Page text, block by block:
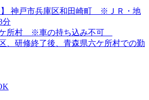
】 神戸市兵庫区和田崎町 ※ＪＲ・地
分
ケ所村 ※車の持ち込み不可
、研修終了後、青森県六ケ所村での勤